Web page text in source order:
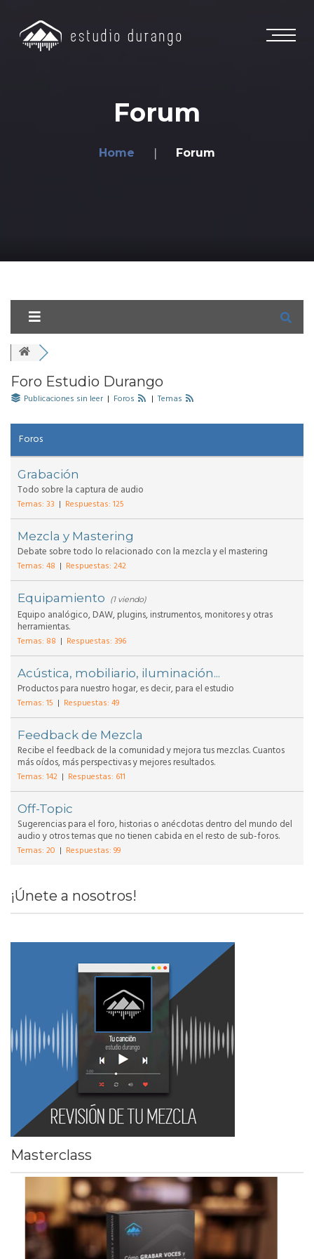
Forum
Home Forum
Foro Estudio Durango
Publicaciones sin leer | Foros | Temas
Foros
Grabación
Todo sobre la captura de audio
Temas: 33 | Respuestas: 125
Mezcla y Mastering
Debate sobre todo lo relacionado con la mezcla y el mastering
Temas: 48 | Respuestas: 242
Equipamiento (1 viendo)
Equipo analógico, DAW, plugins, instrumentos, monitores y otras
herramientas.
Temas: 88 | Respuestas: 396
Acústica, mobiliario, iluminación...
Productos para nuestro hogar, es decir, para el estudio
Temas: 15 | Respuestas: 49
Feedback de Mezcla
Recibe el feedback de la comunidad y mejora tus mezclas. Cuantos
más oídos, más perspectivas y mejores resultados.
Temas: 142 | Respuestas: 611
Off-Topic
Sugerencias para el foro, historias o anécdotas dentro del mundo del
audio y otros temas que no tienen cabida en el resto de sub-foros.
Temas: 20 | Respuestas: 99
¡Únete a nosotros!
Masterclass